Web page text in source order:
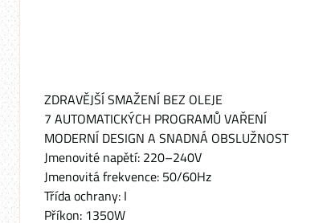
ZDRAVĚJŠÍ SMAŽENÍ BEZ OLEJE
7 AUTOMATICKÝCH PROGRAMŮ VAŘENÍ
MODERNÍ DESIGN A SNADNÁ OBSLUŽNOST
Jmenovité napětí: 220–240V
Jmenovitá frekvence: 50/60Hz
Třída ochrany: I
Příkon: 1350W